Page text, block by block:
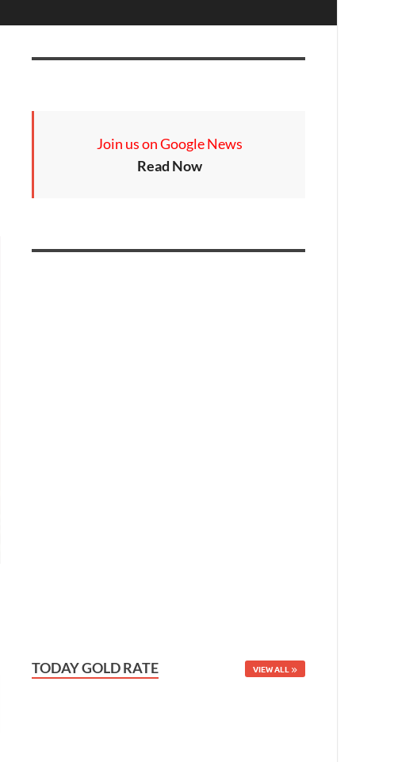
Join us on Google News
Read Now
TODAY GOLD RATE VIEW ALL